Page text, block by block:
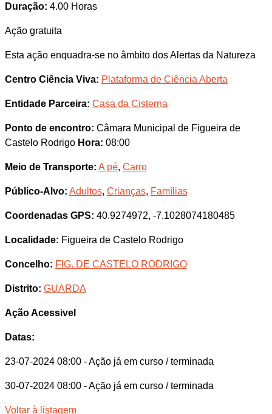
Duração: 4.00 Horas
Ação gratuita
Esta ação enquadra-se no âmbito dos Alertas da Natureza
Centro Ciência Viva: Plataforma de Ciência Aberta
Entidade Parceira: Casa da Cisterna
Ponto de encontro: Câmara Municipal de Figueira de
Castelo Rodrigo Hora: 08:00
Meio de Transporte: A pé, Carro
Público-Alvo: Adultos, Crianças, Famílias
Coordenadas GPS: 40.9274972, -7.1028074180485
Localidade: Figueira de Castelo Rodrigo
Concelho: FIG. DE CASTELO RODRIGO
Distrito: GUARDA
Ação Acessivel
Datas:
23-07-2024 08:00 - Ação já em curso / terminada
30-07-2024 08:00 - Ação já em curso / terminada
Voltar à listagem